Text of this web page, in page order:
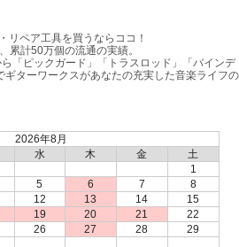
リペア工具を買うならココ！
累計50万個の流通の実績。
「ピックガード」「トラスロッド」「バインデ
ギターワークスがあなたの充実した音楽ライフの
2026年8月
水 木 金
土
1
5 6 7
8
12 13 14
15
19 20 21
22
26 27 28
29